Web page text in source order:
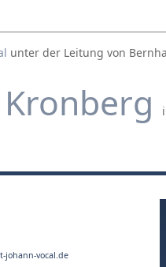
unter der Leitung von
johann-vocal.de